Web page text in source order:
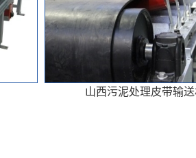
山西污泥处理皮带输